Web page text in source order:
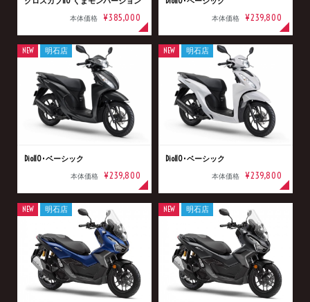
本体価格 ¥385,000 本体価格 ¥239,800
Dio110･ベーシック
本体価格 ¥239,800
NEW 明石店
Dio110･ベーシック
本体価格 ¥239,800
NEW 明石店
NEW 明石店 NEW 明石店